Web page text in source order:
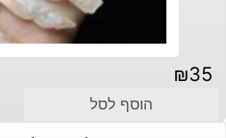
₪35
הוסף לסל